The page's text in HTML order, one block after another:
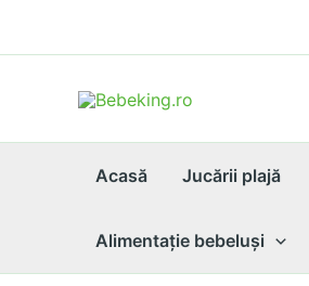
Acasă Jucării plajă
Alimentaţie bebeluşi